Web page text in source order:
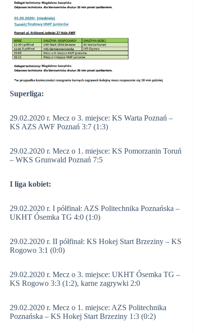
Superliga:
29.02.2020 r. Mecz o 3. miejsce: KS Warta Poznań –
KS AZS AWF Poznań 3:7 (1:3)
29.02.2020 r. Mecz o 1. miejsce: KS Pomorzanin Toruń
– WKS Grunwald Poznań 7:5
I liga kobiet:
29.02.2020 r. I półfinał: AZS Politechnika Poznańska –
UKHT Ósemka TG 4:0 (1:0)
29.02.2020 r. II półfinał: KS Hokej Start Brzeziny – KS
Rogowo 3:1 (0:0)
29.02.2020 r. Mecz o 3. miejsce: UKHT Ósemka TG –
KS Rogowo 3:3 (1:2), karne zagrywki 2:0
29.02.2020 r. Mecz o 1. miejsce: AZS Politechnika
Poznańska – KS Hokej Start Brzeziny 1:3 (0:2)